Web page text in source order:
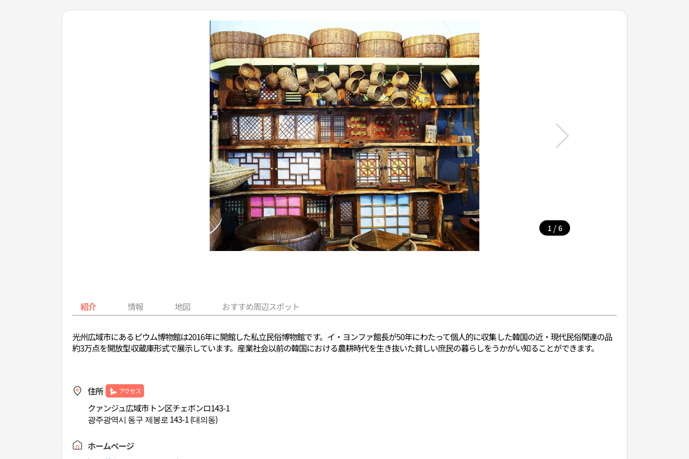
1 / 6
紹介 情報 地図 おすすめ周辺スポット
光州広域市にあるピウム博物館は2016年に開館した私立民俗博物館です。イ・ヨンファ館長が50年にわたって個人的に収集した韓国の近・現代民俗関連の品
約3万点を開放型収蔵庫形式で展示しています。産業社会以前の韓国における農耕時代を生き抜いた貧しい庶民の暮らしをうかがい知ることができます。
住所 アクセス
クァンジュ広域市トン区チェボンロ143-1
광주광역시 동구 제봉로 143-1 (대의동)
ホームページ